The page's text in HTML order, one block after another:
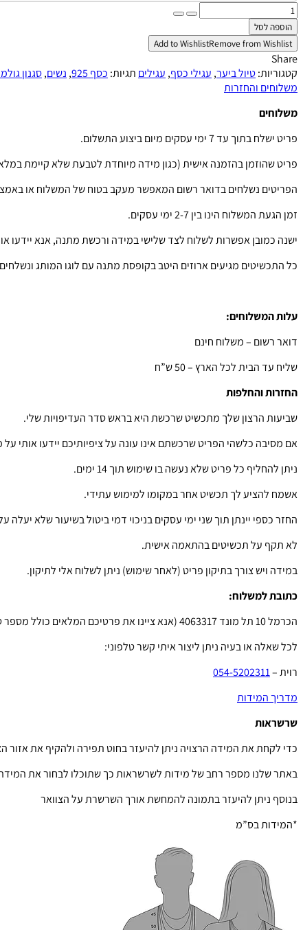
כמות
של
עגילי
ירח
כסף
הוספה לסל
Add to WishlistRemove from Wishlist
Share
קטגוריות:טיול ביער, עגילי כסף, עגילים תגיות: כסף 925 , נשים,סגנון
משלוחים והחזרות
משלוחים
פריט ישלח בתוך עד 7 ימי עסקים מיום ביצוע התשלום.
פריט שהוזמן בהזמנה אישית (כגון מידה מיוחדת לטבעת שלא קיימת במלאי) ישלח עד
הפריטים נשלחים בדואר רשום המאפשר מעקב בטוח של המשלוח או
זמן הגעת המשלוח הינו בין 2-7 ימי עסקים.
ישנה כמובן אפשרות לשלוח לצד שלישי במידה ורכשת מתנה, אנא יידעו
כל התכשיטים מגיעים ארוזים היטב בקופסת מתנה עם לוגו המותג
עלות המשלוחים:
דואר רשום – משלוח חינם
שליח עד הבית לכל הארץ – 50 ש”ח
החזרות והחלפות
שביעות הרצון שלך מתכשיט שרכשת היא בראש סדר העדיפויות שלי.
אם מסיבה כלשהי הפריט שרכשתם אינו עונה על ציפיותיכם יידעו אותי
ניתן להחליף כל פריט שלא נעשה בו שימוש תוך 14 ימים.
אשמח להציע לך תכשיט אחר במקומו למימוש עתידי.
החזר כספי יינתן תוך שני ימי עסקים בניכוי דמי ביטול בשיעור שלא יעלה על 5% ממחיר העסקה, או 100 ש”ח, לפי הנמוך
לא תקף על תכשיטים בהתאמה אישית.
במידה ויש צורך בתיקון פריט (לאחר שימוש) ניתן לשלוח אלי לתיקון.
כתובת למשלוח:
הכרמל 10 תל מונד 4063317 (אנא ציינו את פרטיכם המלאים כולל מספר טלפון).
לכל שאלה או בעיה ניתן ליצור איתי קשר טלפוני:
רוית –054-5202311
מדריך המידות
שרשראות
כדי לקחת את המידה הרצויה ניתן להיעזר בחוט תפירה ולהקיף את
באתר שלנו מספר רחב של מידות לשרשראות כך שתוכלו לבחור את
בנוסף ניתן להיעזר בתמונה להמחשת אורך השרשרת על הצוואר
*המידות בס”מ